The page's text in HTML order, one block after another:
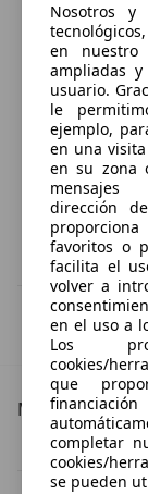
IVA deducible
Esta información
Más detalles
Mazda RX-8
Nosotros y
en nuestro
ampliadas
usuario.
le
ejemplo,
en una
en su zona
mensajes
dirección
proporciona
favoritos o
facilita el
volver a
en el uso a
Los
cookies/
que
completar
cookies/
se pueden